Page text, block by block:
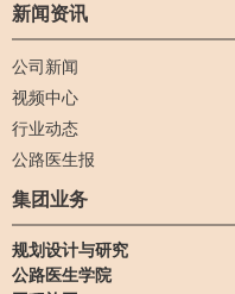
新闻资讯
公司新闻
视频中心
行业动态
公路医生报
集团业务
规划设计与研究
公路医生学院